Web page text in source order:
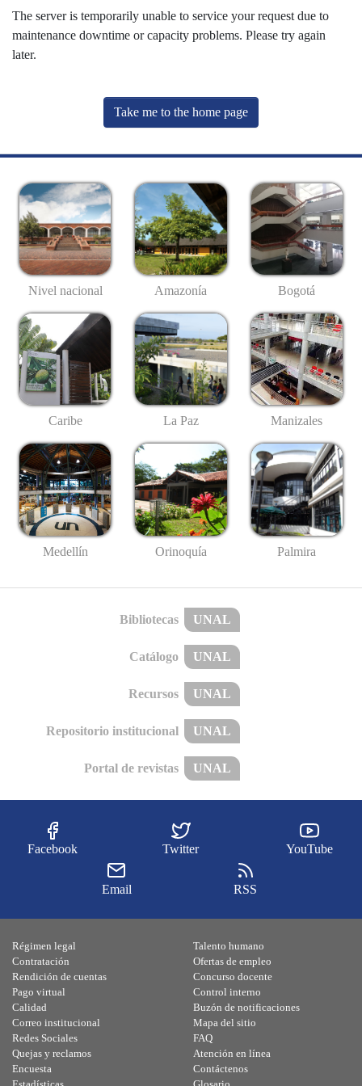
The server is temporarily unable to service your request due to
maintenance downtime or capacity problems. Please try again
later.
Take me to the home page
Nivel nacional Amazonía Bogotá
Caribe La Paz Manizales
Medellín Orinoquía Palmira
Bibliotecas UNAL
Catálogo UNAL
Recursos UNAL
Repositorio institucional UNAL
Portal de revistas UNAL
Facebook Twitter YouTube
Email RSS
Régimen legal
Contratación
Rendición de cuentas
Pago virtual
Calidad
Talento humano
Ofertas de empleo
Concurso docente
Control interno
Buzón de notificaciones
Correo institucional
Redes Sociales
Quejas y reclamos
Encuesta
Mapa del sitio
FAQ
Atención en línea
Contáctenos